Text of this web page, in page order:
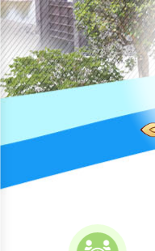
การ
เปิด
เผย
ข้อมูล
สาธารณะ
OIT
กิจการ
สภา
บริการ